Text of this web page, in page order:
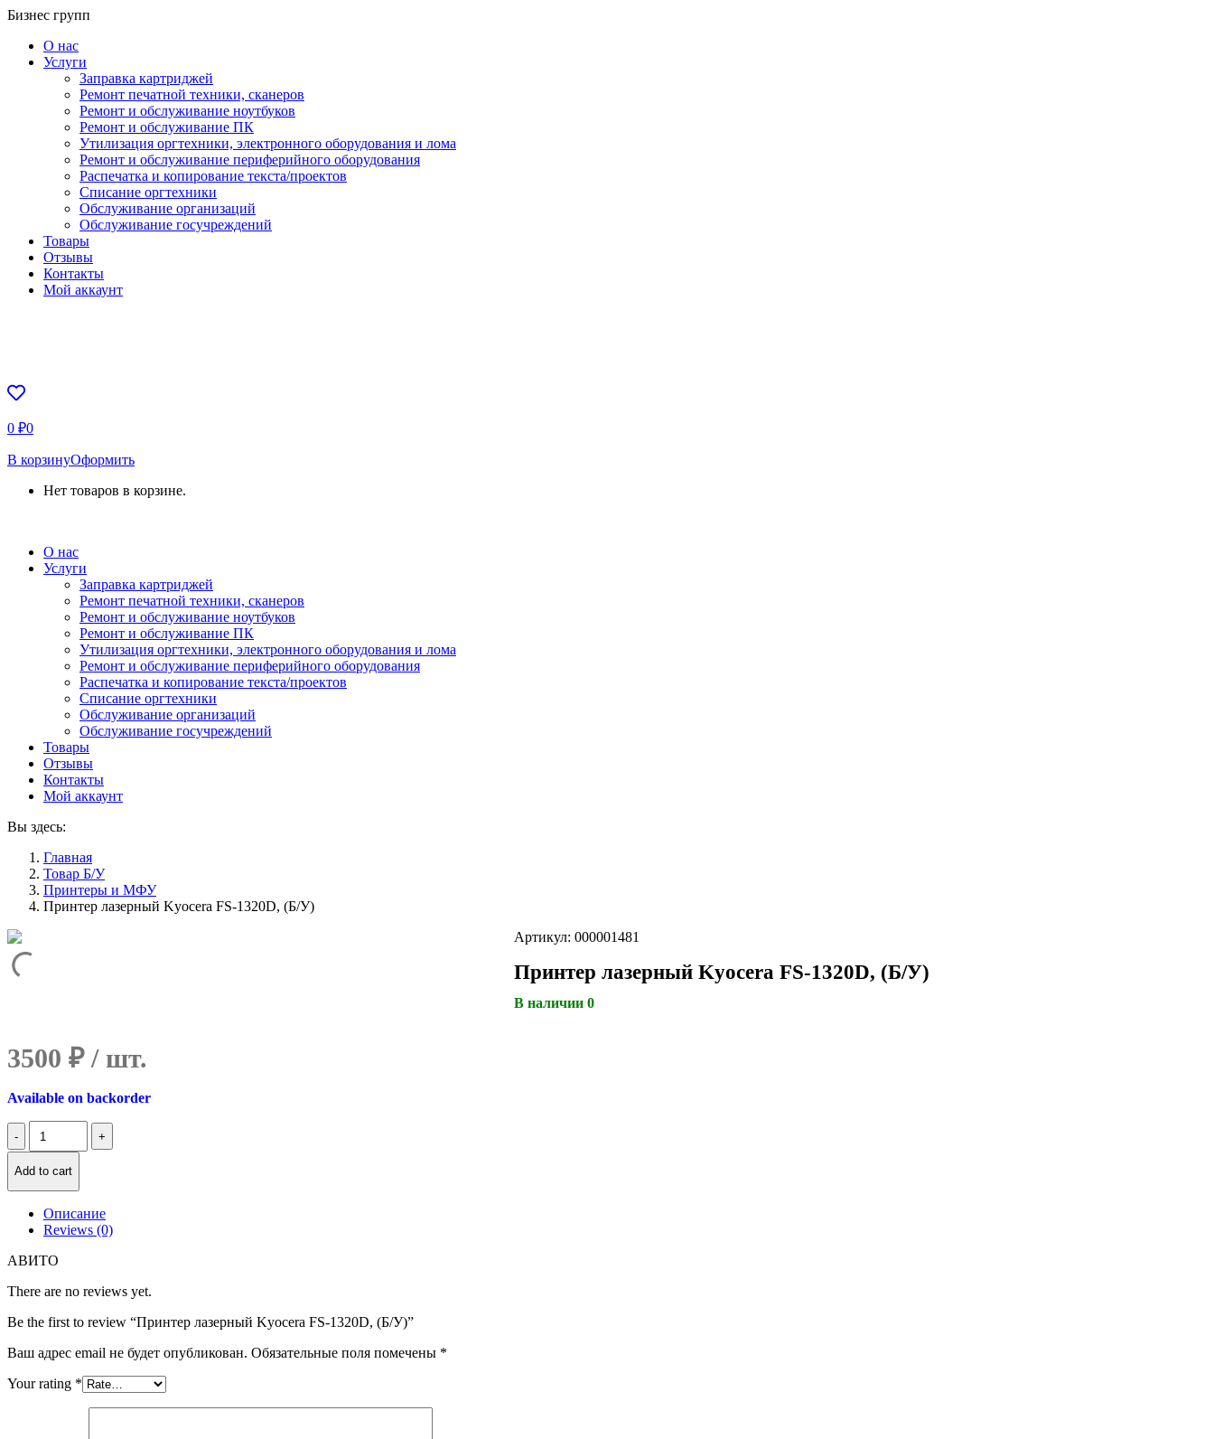
Перейти
содержанию
Бизнес групп
О нас
Услуги
Заправка картриджей
Ремонт печатной техники, сканеров
Ремонт и обслуживание ноутбуков
Ремонт и обслуживание ПК
Утилизация оргтехники, электронного оборудования и лома
Ремонт и обслуживание периферийного оборудования
Распечатка и копирование текста/проектов
Списание оргтехники
Обслуживание организаций
Обслуживание госучреждений
Товары
Отзывы
Контакты
Мой аккаунт
0 ₽0
В корзинуОформить
Нет товаров в корзине.
О нас
Услуги
Заправка картриджей
Ремонт печатной техники, сканеров
Ремонт и обслуживание ноутбуков
Ремонт и обслуживание ПК
Утилизация оргтехники, электронного оборудования и лома
Ремонт и обслуживание периферийного оборудования
Распечатка и копирование текста/проектов
Списание оргтехники
Обслуживание организаций
Обслуживание госучреждений
Товары
Отзывы
Контакты
Мой аккаунт
Вы здесь:
Главная
Товар Б/У
Принтеры и МФУ
Принтер лазерный Kyocera FS-1320D, (Б/У)
Артикул: 000001481
Принтер лазерный Kyocera FS-1320D, (Б/У)
В наличии 0
3500 ₽
Available on backorder
Количество
Принтер
Kyocera
FS-
1320D,
Add to cart
Описание
Reviews (0)
АВИТО
There are no reviews yet.
Be the first to review “Принтер лазерный Kyocera FS-1320D, (Б/У)”
Ваш адрес email не будет опубликован. Обязательные поля помечены *
Your rating *